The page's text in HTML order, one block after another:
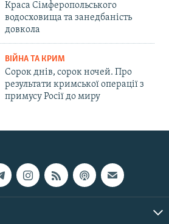
Краса Сімферопольського
водосховища та занедбаність
довкола
ВІЙНА ТА КРИМ
Сорок днів, сорок ночей. Про
результати кримської операції з
примусу Росії до миру